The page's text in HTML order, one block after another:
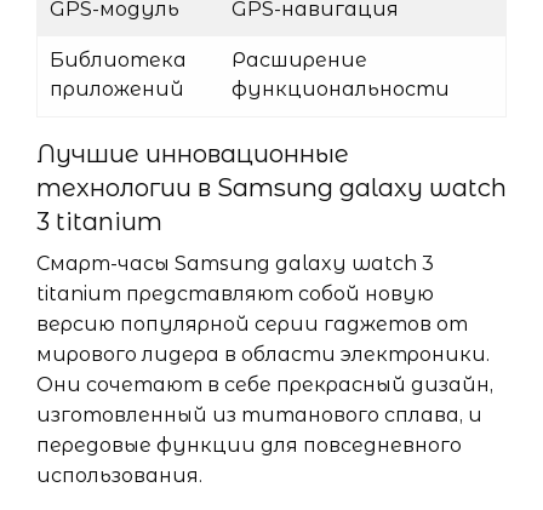
GPS-модуль GPS-навигация
Библиотека
приложений
Расширение
функциональности
Лучшие инновационные
технологии в Samsung galaxy watch
3 titanium
Смарт-часы Samsung galaxy watch 3
titanium представляют собой новую
версию популярной серии гаджетов от
мирового лидера в области электроники.
Они сочетают в себе прекрасный дизайн,
изготовленный из титанового сплава, и
передовые функции для повседневного
использования.